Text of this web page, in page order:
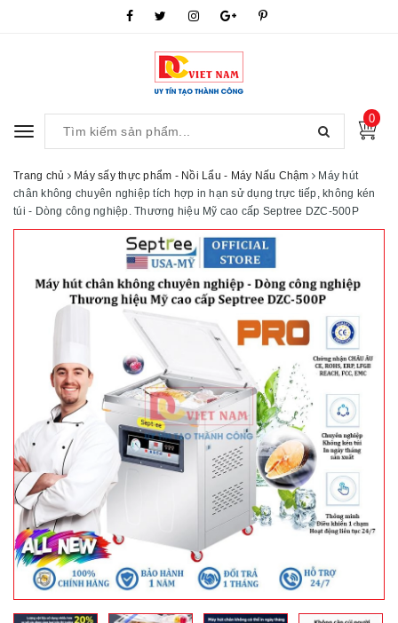
Toggle
0
Trang chủ Máy sấy thực phẩm - Nồi Lẩu - Máy Nấu Chậm
Máy hút
chân không chuyên nghiệp tích hợp in hạn sử dụng trực tiếp, không kén
túi - Dòng công nghiệp. Thương hiệu Mỹ cao cấp Septree DZC-500P